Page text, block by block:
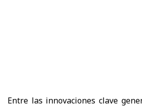
Entre las innovaciones clave